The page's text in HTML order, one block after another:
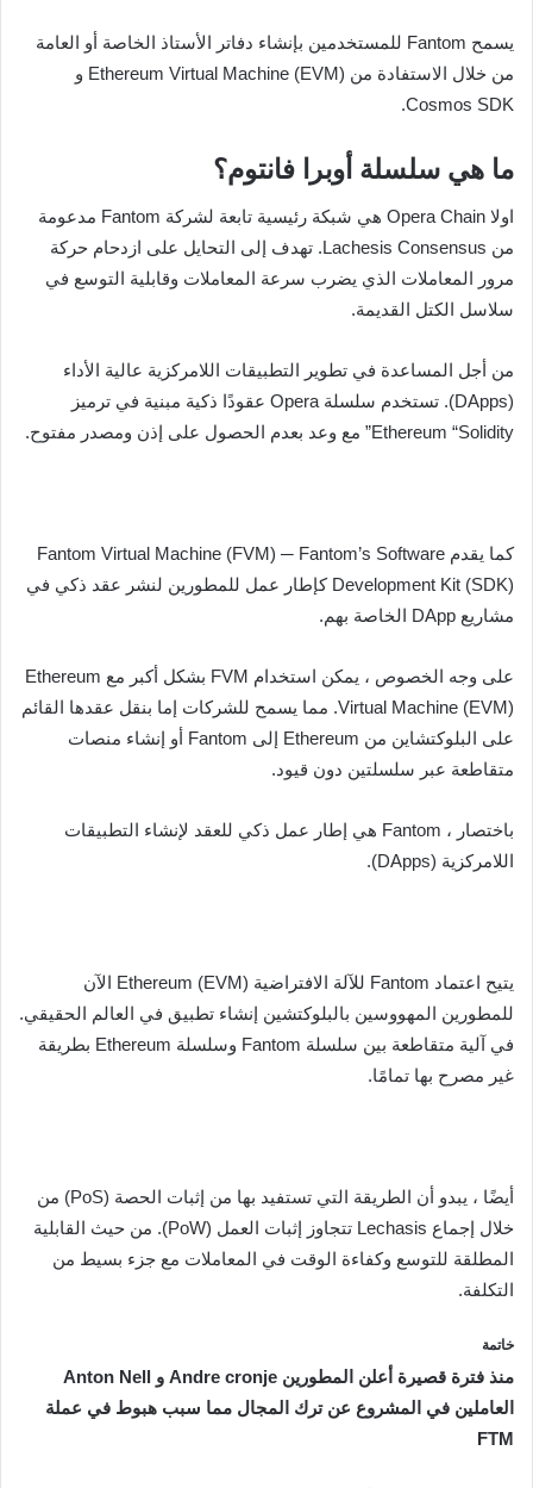
يسمح Fantom للمستخدمين بإنشاء دفاتر الأستاذ الخاصة أو العامة
من خلال الاستفادة من Ethereum Virtual Machine (EVM) و
Cosmos SDK.
ما هي سلسلة أوبرا فانتوم؟
اولا Opera Chain هي شبكة رئيسية تابعة لشركة Fantom مدعومة
من Lachesis Consensus. تهدف إلى التحايل على ازدحام حركة
مرور المعاملات الذي يضرب سرعة المعاملات وقابلية التوسع في
سلاسل الكتل القديمة.
من أجل المساعدة في تطوير التطبيقات اللامركزية عالية الأداء
(DApps). تستخدم سلسلة Opera عقودًا ذكية مبنية في ترميز
Ethereum “Solidity” مع وعد بعدم الحصول على إذن ومصدر مفتوح.
كما يقدم Fantom Virtual Machine (FVM) ─ Fantom’s Software
Development Kit (SDK) كإطار عمل للمطورين لنشر عقد ذكي في
مشاريع DApp الخاصة بهم.
على وجه الخصوص ، يمكن استخدام FVM بشكل أكبر مع Ethereum
Virtual Machine (EVM). مما يسمح للشركات إما بنقل عقدها القائم
على البلوكتشاين من Ethereum إلى Fantom أو إنشاء منصات
متقاطعة عبر سلسلتين دون قيود.
باختصار ، Fantom هي إطار عمل ذكي للعقد لإنشاء التطبيقات
اللامركزية (DApps).
يتيح اعتماد Fantom للآلة الافتراضية Ethereum (EVM) الآن
للمطورين المهووسين بالبلوكتشين إنشاء تطبيق في العالم الحقيقي.
في آلية متقاطعة بين سلسلة Fantom وسلسلة Ethereum بطريقة
غير مصرح بها تمامًا.
أيضًا ، يبدو أن الطريقة التي تستفيد بها من إثبات الحصة (PoS) من
خلال إجماع Lechasis تتجاوز إثبات العمل (PoW). من حيث القابلية
المطلقة للتوسع وكفاءة الوقت في المعاملات مع جزء بسيط من
التكلفة.
خاتمة
منذ فترة قصيرة أعلن المطورين Andre cronje و Anton Nell
العاملين في المشروع عن ترك المجال مما سبب هبوط في عملة
FTM